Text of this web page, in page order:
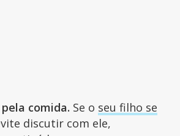
comida. Se o seu filho se
discutir com ele,